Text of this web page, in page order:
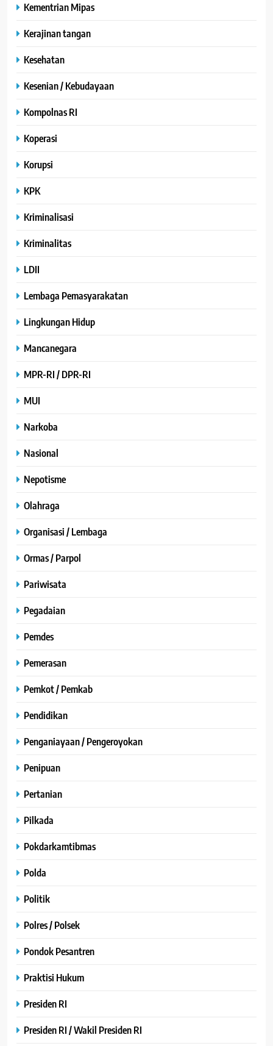
Kementrian Mipas
Kerajinan tangan
Kesehatan
Kesenian / Kebudayaan
Kompolnas RI
Koperasi
Korupsi
KPK
Kriminalisasi
Kriminalitas
LDII
Lembaga Pemasyarakatan
Lingkungan Hidup
Mancanegara
MPR-RI / DPR-RI
MUI
Narkoba
Nasional
Nepotisme
Olahraga
Organisasi / Lembaga
Ormas / Parpol
Pariwisata
Pegadaian
Pemdes
Pemerasan
Pemkot / Pemkab
Pendidikan
Penganiayaan / Pengeroyokan
Penipuan
Pertanian
Pilkada
Pokdarkamtibmas
Polda
Politik
Polres / Polsek
Pondok Pesantren
Praktisi Hukum
Presiden RI
Presiden RI / Wakil Presiden RI